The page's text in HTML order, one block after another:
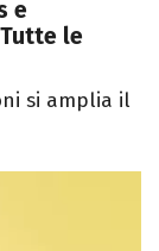
e
le
si amplia il